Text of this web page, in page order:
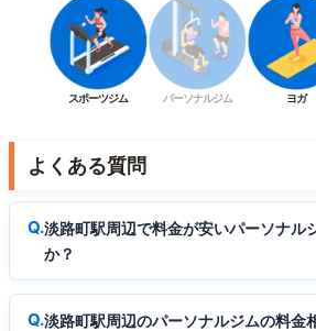
スポーツジム パーソナルジム ヨガ
よくある質問
淡路町駅周辺で料金が安いパーソナル
か？
淡路町駅周辺のパーソナルジムの料金